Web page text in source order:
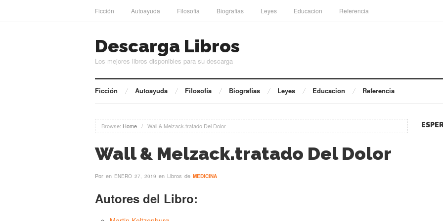
Ficción Autoayuda Filosofia Biografias Leyes Educacion Referencia
Descarga Libros
Los mejores libros disponibles para su descarga
Ficción Autoayuda Filosofia Biografias Leyes Educacion Referencia
Browse: Home / Wall & Melzack.tratado Del Dolor
Wall & Melzack.tratado Del Dolor
Por en ENERO 27, 2019 en Libros de MEDICINA
Autores del Libro: